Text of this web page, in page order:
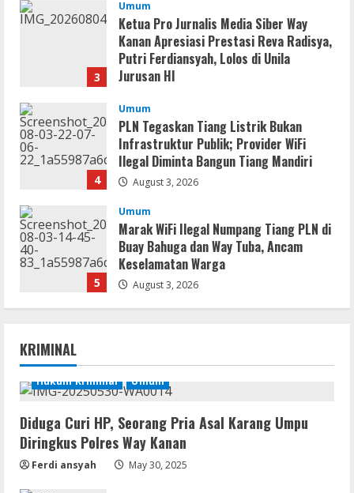
Kanan Apresiasi Prestasi Reva Radisya,
Putri Ferdiansyah, Lolos di Unila
Jurusan HI
August 4, 2026
Umum
Infrastruktur Publik; Provider WiFi
Ilegal Diminta Bangun Tiang Mandiri
August 3, 2026
Umum
Buay Bahuga dan Way Tuba, Ancam
Keselamatan Warga
August 3, 2026
Umum
Umum
Brimob Papua Kini Jabat Kapolres Way
Kanan,Masyarakat Ogan Di Lampung
Doakan Jadi Jendral
KRIMINAL
Hukum Kriminal Umum
Diduga Curi HP, Seorang Pria Asal Karang Umpu
Diringkus Polres Way Kanan
Ferdi ansyah May 30, 2025